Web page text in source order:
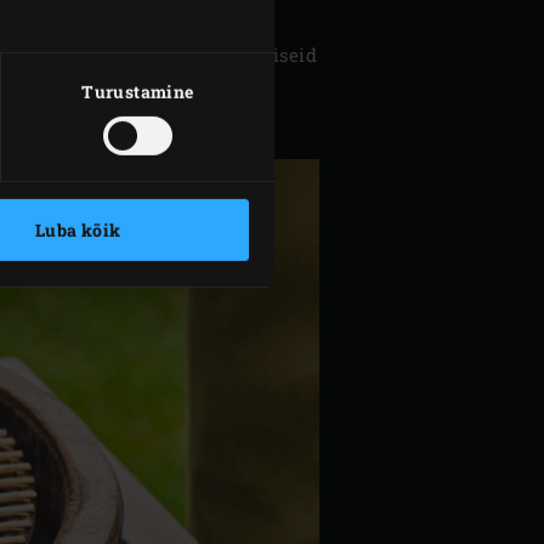
Turustamine
Luba kõik
et lihas ei oleks lahtiseid
külmkapis maitsestuda.